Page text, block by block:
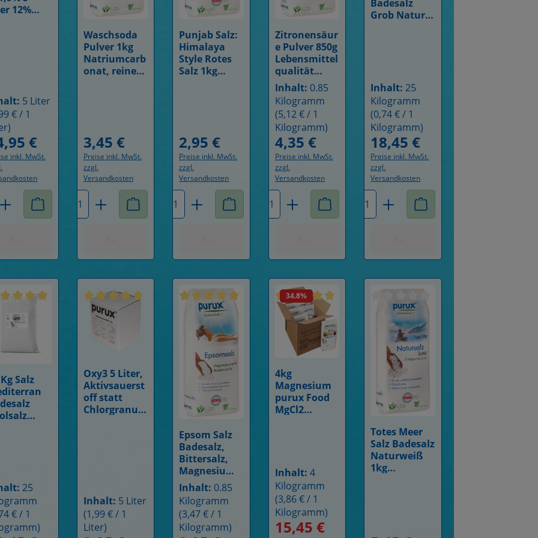
12%
5 Liter
€ / 1
Preis:
€
inkl. MwSt.
Anzahl: Gib den gewünschten Wert ein oder benutze die Schaltflächen
Details
Waschsoda
Pulver 1kg
Natriumcarb
onat, reine
Regulärer Preis:
3,45 €
Preise inkl. MwSt.
zzgl.
Versandkosten
Produkt Anzahl: Gib den gewünschten Wert ein oder benutze die
Details
Punjab Salz:
Himalaya
Style Rotes
Salz 1kg
Regulärer Preis:
2,95 €
Preise inkl. MwSt.
zzgl.
Versandkosten
Produkt Anzahl: Gib den gewünschten Wert ein
Details
Zitronensäur
e Pulver 850g
Lebensmittel
qualität
gentechnikfr
ei
Inhalt: 0.85
Kilogramm
(5,12 € / 1
Kilogramm)
Regulärer Preis:
4,35 €
Preise inkl. MwSt.
zzgl.
Versandkosten
Produkt Anzahl: Gib den
Badesalz
Grob Natur
Inhalt:25
Kilogramm
(0,74 € / 1
Kilogramm)
Regulärer Preis:
18,45 €
Preise inkl. MwSt.
zzgl.
Versandkosten
Produkt Anzahl: Gib
Bewertung von 5 von 5 Sternen
Details
Salz
25
€ / 1
Durchschnittliche Bewertung von 4.9 von 5 Sternen
Details
Oxy3 5 Liter,
Aktivsauerst
off statt
Chlorgranula
Inhalt: 5 Liter
(1,99 € / 1
Liter)
Durchschnittliche Bewertung von 4.9 von 5 Sternen
Epsom Salz
Badesalz,
Bittersalz,
Magnesiums
ulfat, 850g
epsom salt
Inhalt: 0.85
Kilogramm
(3,47 € / 1
Kilogramm)
34.8%
Durchschnittliche Bewertung von 4.9 von 5 Sternen
Details
4kg
Magnesium
purux Food
MgCl2
Inhalt: 4
Kilogramm
(3,86 € / 1
Kilogramm)
Verkaufspreis:
15,45 €
Durchschnittliche Bewertung von 0
Details
Totes Meer
Salz Badesalz
Naturweiß
1kg